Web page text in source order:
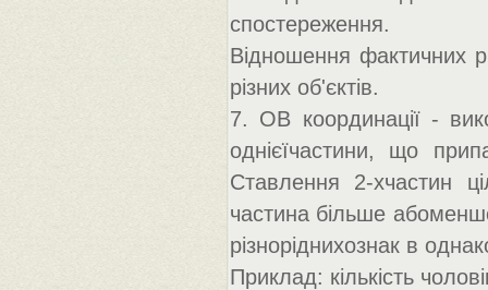
спостереження.
Відношення фактичних
різних об'єктів.
7. ОВ координації -
однієїчастини, що
Ставлення 2-хчастин
частина більше
різноріднихознак в
Приклад: кількість